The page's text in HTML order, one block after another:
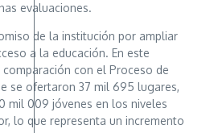
evaluaciones.
de la institución por ampliar
a la educación. En este
con el Proceso de
se ofertaron 37 mil 695 lugares,
mil 009 jóvenes en los niveles
lo que representa un incremento